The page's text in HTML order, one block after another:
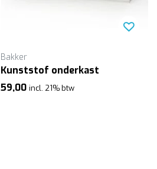
Bakker
Kunststof onderkast
59,00 incl. 21% btw